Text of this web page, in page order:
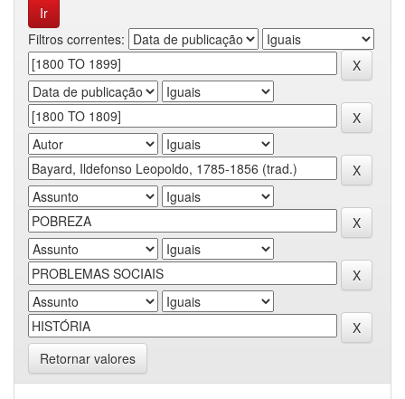
Filtros correntes:
Retornar valores